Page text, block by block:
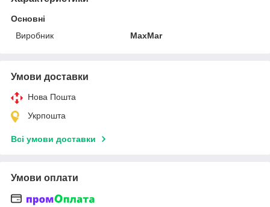
Основні
Виробник
MaxMar
Умови доставки
Нова Пошта
Укрпошта
Всі умови доставки
Умови оплати